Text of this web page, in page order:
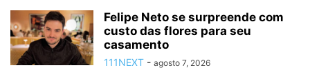
Felipe Neto se surpreende com
custo das flores para seu
casamento
111NEXT - agosto 7, 2026